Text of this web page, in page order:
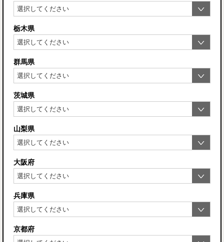
栃木県
群馬県
茨城県
山梨県
大阪府
兵庫県
京都府